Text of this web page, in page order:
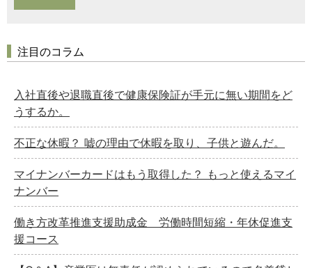
注目のコラム
入社直後や退職直後で健康保険証が手元に無い期間をど
うするか。
不正な休暇？ 嘘の理由で休暇を取り、子供と遊んだ。
マイナンバーカードはもう取得した？ もっと使えるマイ
ナンバー
働き方改革推進支援助成金 労働時間短縮・年休促進支
援コース